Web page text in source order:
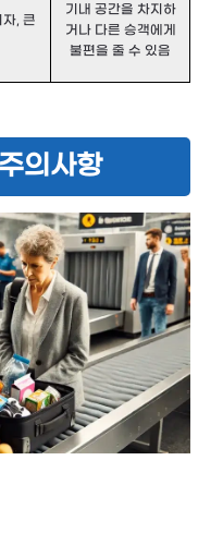
, 큰
기내 공간을 차지하
거나 다른 승객에게
불편을 줄 수 있음
의사항